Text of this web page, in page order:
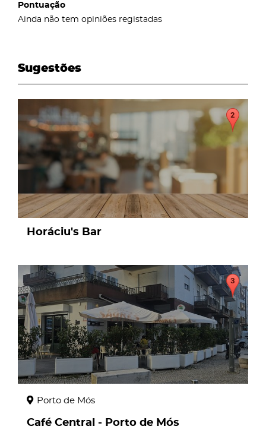
Pontuação
Ainda não tem opiniões registadas
Sugestões
page
Horáciu's Bar
page
Porto de Mós
Café Central - Porto de Mós